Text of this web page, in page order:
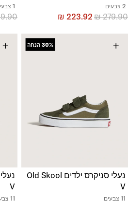
2 צבעים
₪279.90
₪ 223.92
1 צבעים
+
30% הנחה
נעלי סניקרס ילדים Old Skool
V
11 צבעים
+
V
11 צבעים